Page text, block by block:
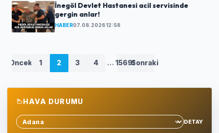
İnegöl Devlet Hastanesi acil servisinde
gergin anlar!
HABER07.08.2026 12:58
Onceki 1 2 3 4 ...15695Sonraki
HAVA DURUMU
Sehir sec
DETAY